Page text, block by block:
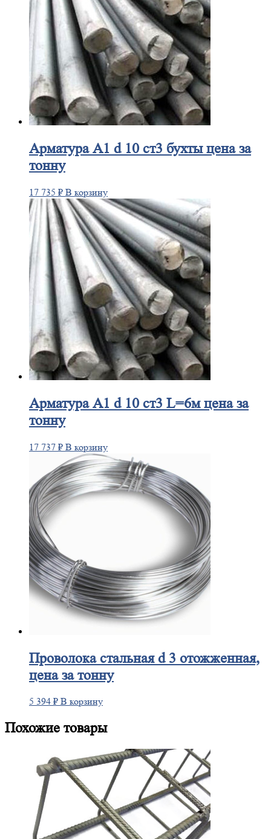
АрматураА1 d 10 ст3 бухты цена за
тонну
17 735 ₽ В корзину
АрматураА1 d 10 ст3 L=6м цена за
тонну
17 737 ₽ В корзину
Проволокастальная d 3 отожженная,
цена за тонну
5 394 ₽ В корзину
Похожие товары